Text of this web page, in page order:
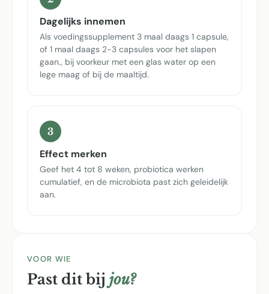
Dagelijks innemen
Als voedingssupplement 3 maal daags 1 capsule,
of 1 maal daags 2-3 capsules voor het slapen
gaan., bij voorkeur met een glas water op een
lege maag of bij de maaltijd.
3
Effect merken
Geef het 4 tot 8 weken, probiotica werken
cumulatief, en de microbiota past zich geleidelijk
aan.
VOOR WIE
Past dit bij jou?